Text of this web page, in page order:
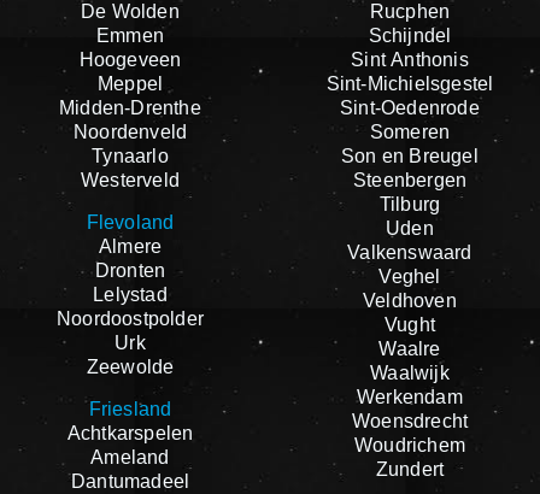
De Wolden
Emmen
Hoogeveen
Meppel
Midden-Drenthe
Noordenveld
Tynaarlo
Westerveld
Flevoland
Almere
Dronten
Lelystad
Noordoostpolder
Urk
Zeewolde
Friesland
Achtkarspelen
Ameland
Dantumadeel
Rucphen
Schijndel
Sint Anthonis
Sint-Michielsgestel
Sint-Oedenrode
Someren
Son en Breugel
Steenbergen
Tilburg
Uden
Valkenswaard
Veghel
Veldhoven
Vught
Waalre
Waalwijk
Werkendam
Woensdrecht
Woudrichem
Zundert